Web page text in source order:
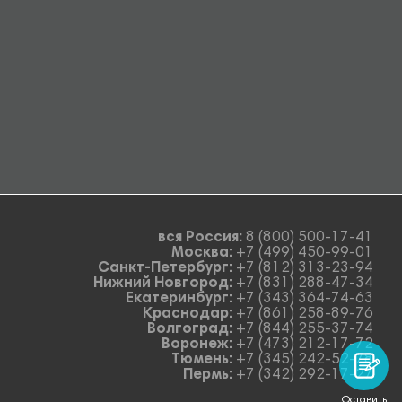
вся Россия: 8 (800) 500-17-41
Москва: +7 (499) 450-99-01
Санкт-Петербург: +7 (812) 313-23-94
Нижний Новгород: +7 (831) 288-47-34
Екатеринбург: +7 (343) 364-74-63
Краснодар: +7 (861) 258-89-76
Волгоград: +7 (844) 255-37-74
Воронеж: +7 (473) 212-17-72
Тюмень: +7 (345) 242-52-78
Пермь: +7 (342) 292-17-27